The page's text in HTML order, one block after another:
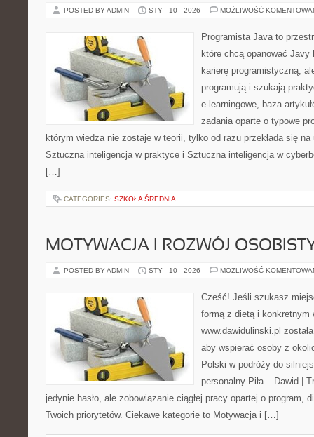
POSTED BY ADMIN STY - 10 - 2026 MOŻLIWOŚĆ
Programista Java to
które chcą opanować
karierę programistyczną,
programują i szukają
e-learningowe, baza
zadania oparte o typowe
którym wiedza nie zostaje w teorii, tylko od razu przekłada się
Sztuczna inteligencja w praktyce i Sztuczna inteligencja w
[…]
CATEGORIES: SZKOŁA ŚREDNIA
MOTYWACJA I ROZWÓJ
POSTED BY ADMIN STY - 10 - 2026 MOŻLIWOŚĆ
Cześć! Jeśli szukasz
formą z dietą i konkretnym
www.dawidulinski.pl
aby wspierać osoby z
Polski w podróży do
personalny Piła – Dawid |
jedynie hasło, ale zobowiązanie ciągłej pracy opartej o program,
Twoich priorytetów. Ciekawe kategorie to Motywacja i […]